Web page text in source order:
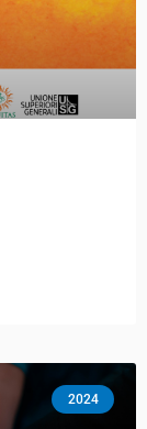
2024